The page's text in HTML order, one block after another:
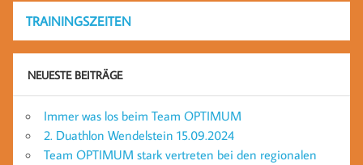
TRAININGSZEITEN
NEUESTE BEITRÄGE
Immer was los beim Team OPTIMUM
2. Duathlon Wendelstein 15.09.2024
Team OPTIMUM stark vertreten bei den regionalen